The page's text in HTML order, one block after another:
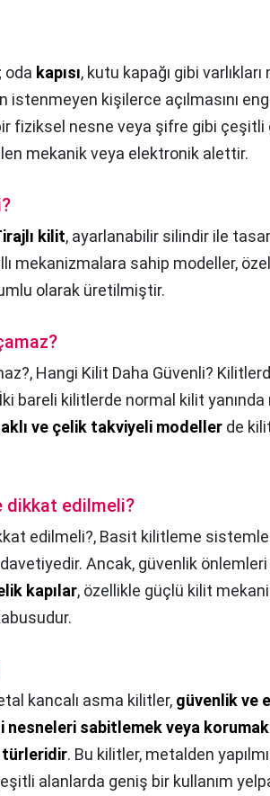
; oda kapısı, kutu kapağı gibi
istenmeyen kişilerce açılmasını
fiziksel nesne veya şifre gibi çeşitli
mekanik veya elektronik alettir.
kilit, ayarlanabilir silindir ile
mekanizmalara sahip modeller,
olarak üretilmiştir.
Hangi Kilit Daha Güvenli?
bareli kilitlerde normal kilit yanında
ve çelik takviyeli modeller de
dikkat edilmeli?
edilmeli?, Basit kilitleme
davetiyedir. Ancak, güvenlik
kapılar, özellikle güçlü kilit
kancalı asma kilitler, güvenlik ve
nesneleri sabitlemek veya
türleridir. Bu kilitler, metalden
alanlarda geniş bir kullanım